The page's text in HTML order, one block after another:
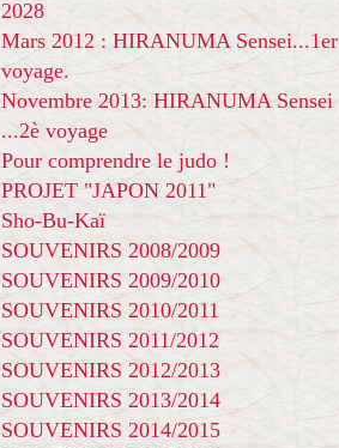
2028
Mars 2012 : HIRANUMA Sensei...1er
voyage.
Novembre 2013: HIRANUMA Sensei
...2è voyage
Pour comprendre le judo !
PROJET "JAPON 2011"
Sho-Bu-Kaï
SOUVENIRS 2008/2009
SOUVENIRS 2009/2010
SOUVENIRS 2010/2011
SOUVENIRS 2011/2012
SOUVENIRS 2012/2013
SOUVENIRS 2013/2014
SOUVENIRS 2014/2015